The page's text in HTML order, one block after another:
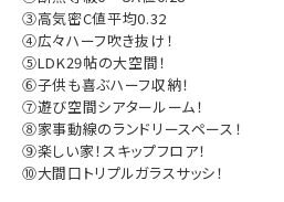
③高気密C値平均0.32
④広々ハーフ吹き抜け！
⑤LDK29帖の大空間！
⑥子供も喜ぶハーフ収納！
⑦遊び空間シアタールーム！
⑧家事動線のランドリースペース！
⑨楽しい家！スキップフロア！
⑩大間口トリプルガラスサッシ！